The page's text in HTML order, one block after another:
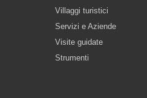
Villaggi turistici
Servizi e Aziende
Visite guidate
Strumenti